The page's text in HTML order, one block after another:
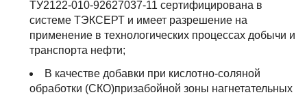
ТУ2122-010-92627037-11 сертифицирована в
системе ТЭКСЕРТ и имеет разрешение на
применение в технологических процессах добычи и
транспорта нефти;
В качестве добавки при кислотно-соляной
обработки (СКО)призабойной зоны нагнетательных